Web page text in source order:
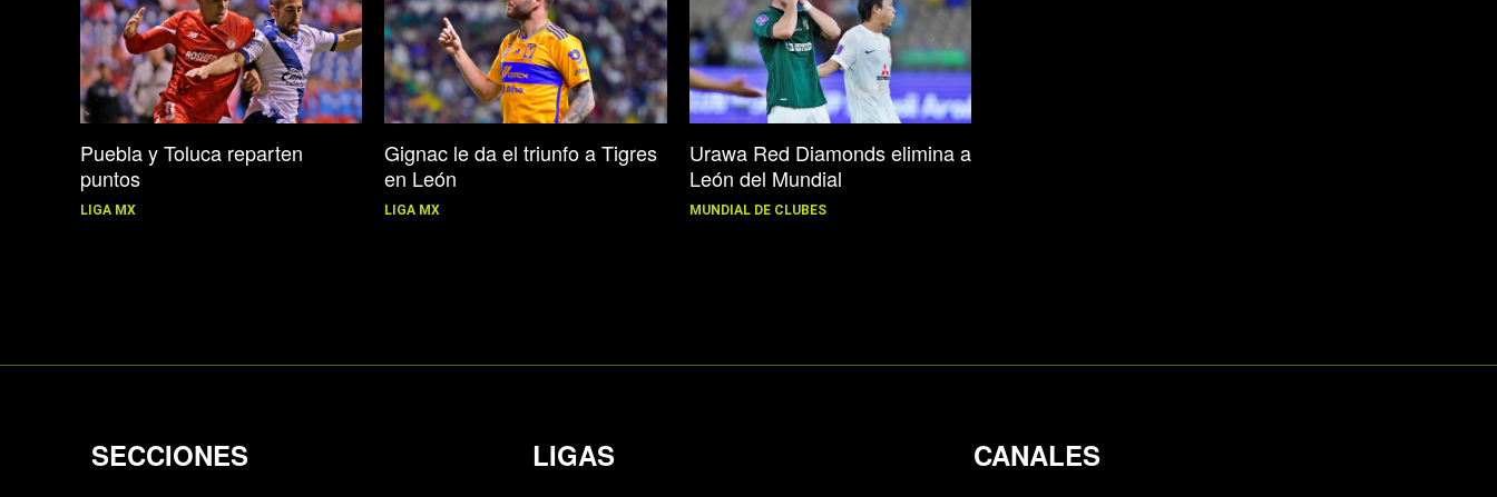
Puebla y Toluca reparten
puntos
LIGA MX
Gignac le da el triunfo a Tigres
en León
LIGA MX
Urawa Red Diamonds elimina a
León del Mundial
MUNDIAL DE CLUBES
SECCIONES LIGAS CANALES